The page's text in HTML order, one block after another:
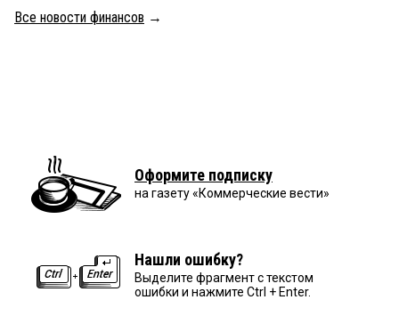
Все новости финансов →
Оформите подписку
на газету «Коммерческие вести»
Нашли ошибку?
Выделите фрагмент с текстом
ошибки и нажмите Ctrl + Enter.